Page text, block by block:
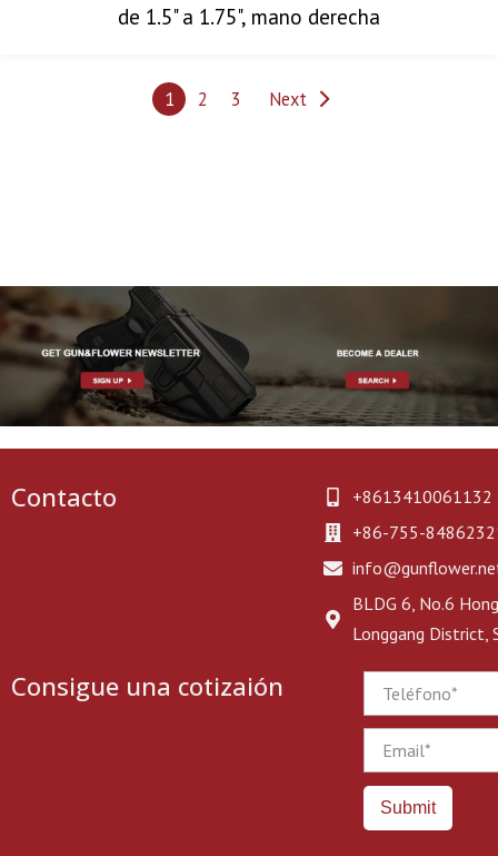
de 1.5" a 1.75", mano derecha
1 2 3 Next
Contacto
+8613410061132
+86-755-
BLDG 6, No.6
Longgang District,
Consigue una cotizaión
Submit